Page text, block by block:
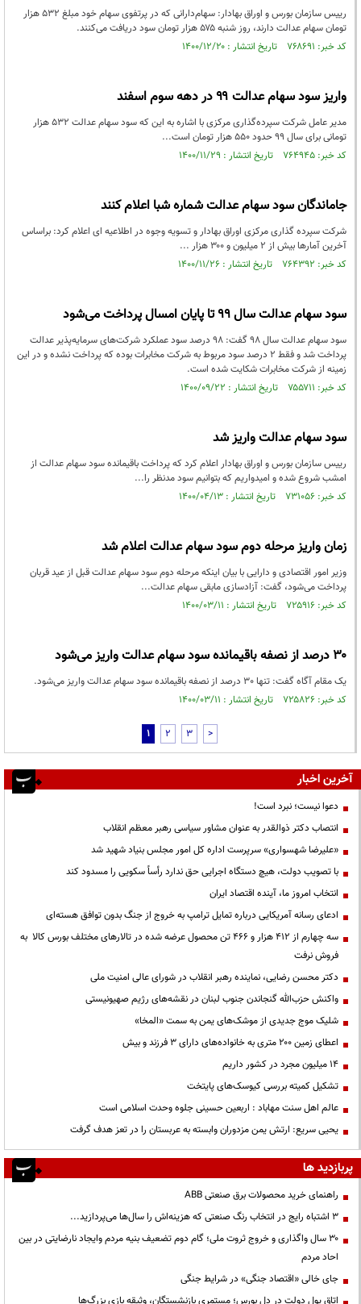
رییس سازمان بورس و اوراق بهادار: سهام‌دارانی که در پرتفوی سهام خود مبلغ ۵۳۲ هزار
تومان سهام عدالت دارند، روز شنبه ۵۷۵ هزار تومان سود دریافت می‌کنند.
کد خبر: ۷۶۸۶۹۱ تاریخ انتشار : ۱۴۰۰/۱۲/۲۰
واریز سود سهام عدالت ۹۹ در دهه سوم اسفند
مدیر عامل شرکت سپرده‌گذاری مرکزی با اشاره به این که سود سهام عدالت ۵۳۲ هزار
تومانی برای سال ۹۹ حدود ۵۵۰ هزار تومان است...
کد خبر: ۷۶۴۹۴۵ تاریخ انتشار : ۱۴۰۰/۱۱/۲۹
جاماندگان سود سهام عدالت شماره شبا اعلام کنند
شرکت سپرده گذاری مرکزی اوراق بهادار و تسویه وجوه در اطلاعیه ای اعلام کرد: براساس
آخرین آمارها بیش از ۲ میلیون و ۳۰۰ هزار ...
کد خبر: ۷۶۴۳۹۲ تاریخ انتشار : ۱۴۰۰/۱۱/۲۶
سود سهام عدالت سال 99 تا پایان امسال پرداخت می‌شود
سود سهام عدالت سال 98 ‌گفت: 98 درصد سود عملکرد شرکت‌های سرمایه‌پذیر عدالت
پرداخت شد و فقط 2 درصد سود مربوط به شرکت مخابرات بوده که پرداخت نشده و در این
زمینه از شرکت مخابرات شکایت شده است.
کد خبر: ۷۵۵۷۱۱ تاریخ انتشار : ۱۴۰۰/۰۹/۲۲
سود سهام عدالت واریز شد
رییس سازمان بورس و اوراق بهادار اعلام کرد که پرداخت باقیمانده سود سهام عدالت از
امشب شروع شده و امیدواریم که بتوانیم سود مدنظر را...
کد خبر: ۷۳۱۰۵۶ تاریخ انتشار : ۱۴۰۰/۰۴/۱۳
زمان واریز مرحله دوم سود سهام عدالت اعلام شد
وزیر امور اقتصادی و دارایی با بیان اینکه مرحله دوم سود سهام عدالت قبل از عید قربان
پرداخت می‌شود، گفت: آزادسازی مابقی سهام عدالت...
کد خبر: ۷۲۵۹۱۶ تاریخ انتشار : ۱۴۰۰/۰۳/۱۱
۳۰ درصد از نصفه باقیمانده سود سهام عدالت واریز می‌شود
یک مقام آگاه گفت: تنها 30 درصد از نصفه باقیمانده سود سهام عدالت واریز می‌شود.
کد خبر: ۷۲۵۸۲۶ تاریخ انتشار : ۱۴۰۰/۰۳/۱۱
1 2 3 >
آخرین اخبار
دعوا نیست؛ نبرد است!
انتصاب دکتر ذوالقدر به عنوان مشاور سیاسی رهبر معظم انقلاب
«علیرضا شهسواری» سرپرست اداره کل امور مجلس بنیاد شهید شد
با تصویب دولت، هیچ دستگاه اجرایی حق ندارد رأساً سکویی را مسدود کند
انتخاب امروز ما، آینده اقتصاد ایران
ادعای رسانه آمریکایی درباره تمایل ترامپ به خروج از جنگ بدون توافق هسته‌ای
سه چهارم از ۴۱۲ هزار و ۴۶۶ تن محصول عرضه شده در تالارهای مختلف بورس کالا به
فروش نرفت
دکتر محسن رضایی، نماینده رهبر انقلاب در شورای عالی امنیت ملی
واکنش حزب‌الله گنجاندن جنوب لبنان در نقشه‌های رژیم صهیونیستی
شلیک موج جدیدی از موشک‌های یمن به سمت «المخا»
اعطای زمین ۲۰۰ متری به خانواده‌های دارای ۳ فرزند و بیش
۱۴ میلیون مجرد در کشور داریم
تشکیل کمیته بررسی کیوسک‌های پایتخت
عالم اهل سنت مهاباد : اربعین حسینی جلوه وحدت اسلامی است
یحیی سریع: ارتش یمن مزدوران وابسته به عربستان را در تعز هدف گرفت
پربازدید ها
راهنمای خرید محصولات برق صنعتی ABB
3 اشتباه رایج در انتخاب رنگ صنعتی که هزینه‌اش را سال‌ها می‌پردازید...
۳۰ سال واگذاری و خروج ثروت ملی؛ گام دوم تضعیف بنیه مردم وایجاد نارضایتی در بین
احاد مردم
جای خالی «اقتصاد جنگی» در شرایط جنگی
اتاق پول دولت در دل بورس؛ مستمری بازنشستگان، وثیقه بازی بزرگ‌ها